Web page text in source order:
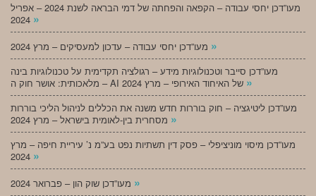
מעו”דכן יחסי עבודה – הקפאה והפחתה של דמי הבראה לשנת 2024 – אפריל
»
»
מעו”דכן סייבר וטכנולוגיות מידע – רגולציה תקדימית על טכנולוגיות בינה
»
מעו”דכן ליטיגציה – חוק בוררות חדש משנה את הכללים לניהול הליכי בוררות
»
מעו”דכן מיסוי מוניציפלי – פסק דין תשתיות נפט בע”מ נ’ עיריית חיפה – מרץ
»
»